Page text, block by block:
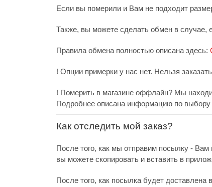
Если вы померили и Вам не подходит
Также, вы можете сделать обмен в случае,
Правила обмена полностью описана здесь:
! Опции примерки у нас нет. Нельзя
! Померить в магазине оффлайн? Мы
Подробнее описана информацию по
Как отследить мой заказ?
После того, как мы отправим посылку -
вы можете скопировать и вставить в
После того, как посылка будет